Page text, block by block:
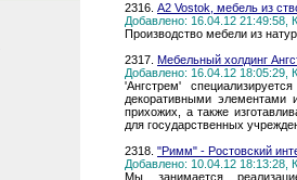
2316. A2 Vostok, мебель из
Добавлено: 16.04.12 21:49:58,
Производство мебели из
2317. Мебельный холдинг
Добавлено: 16.04.12 18:05:29,
'Ангстрем'
декоративными элементами
прихожих, а также
для государственных
2318. "Римм" - Ростовский
Добавлено: 10.04.12 18:13:28,
Мы занимается